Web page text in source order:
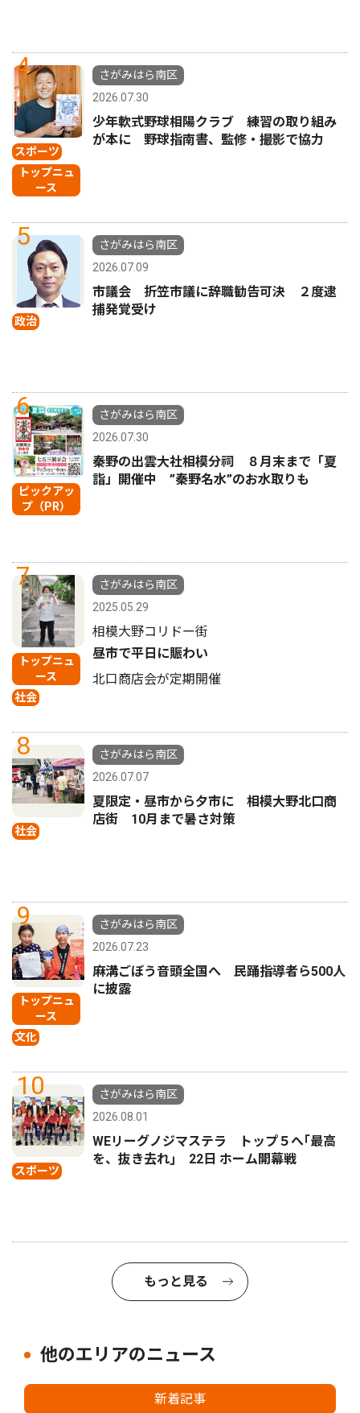
4
スポーツ
トップニュ
ース
さがみはら南区
2026.07.30
少年軟式野球相陽クラブ 練習の取り組み
が本に 野球指南書、監修・撮影で協力
5
政治
さがみはら南区
2026.07.09
市議会 折笠市議に辞職勧告可決 ２度逮
捕発覚受け
6
ピックアッ
プ（PR）
さがみはら南区
2026.07.30
秦野の出雲大社相模分祠 ８月末まで「夏
詣」開催中 ”秦野名水”のお水取りも
7
トップニュ
ース
社会
さがみはら南区
2025.05.29
相模大野コリドー街
昼市で平日に賑わい
北口商店会が定期開催
8
社会
さがみはら南区
2026.07.07
夏限定・昼市から夕市に 相模大野北口商
店街 10月まで暑さ対策
9
トップニュ
ース
文化
さがみはら南区
2026.07.23
麻溝ごぼう音頭全国へ 民踊指導者ら500人
に披露
10
スポーツ
さがみはら南区
2026.08.01
WEリーグノジマステラ トップ５へ｢最高
を、抜き去れ｣ 22日 ホーム開幕戦
もっと見る
他のエリアのニュース
新着記事